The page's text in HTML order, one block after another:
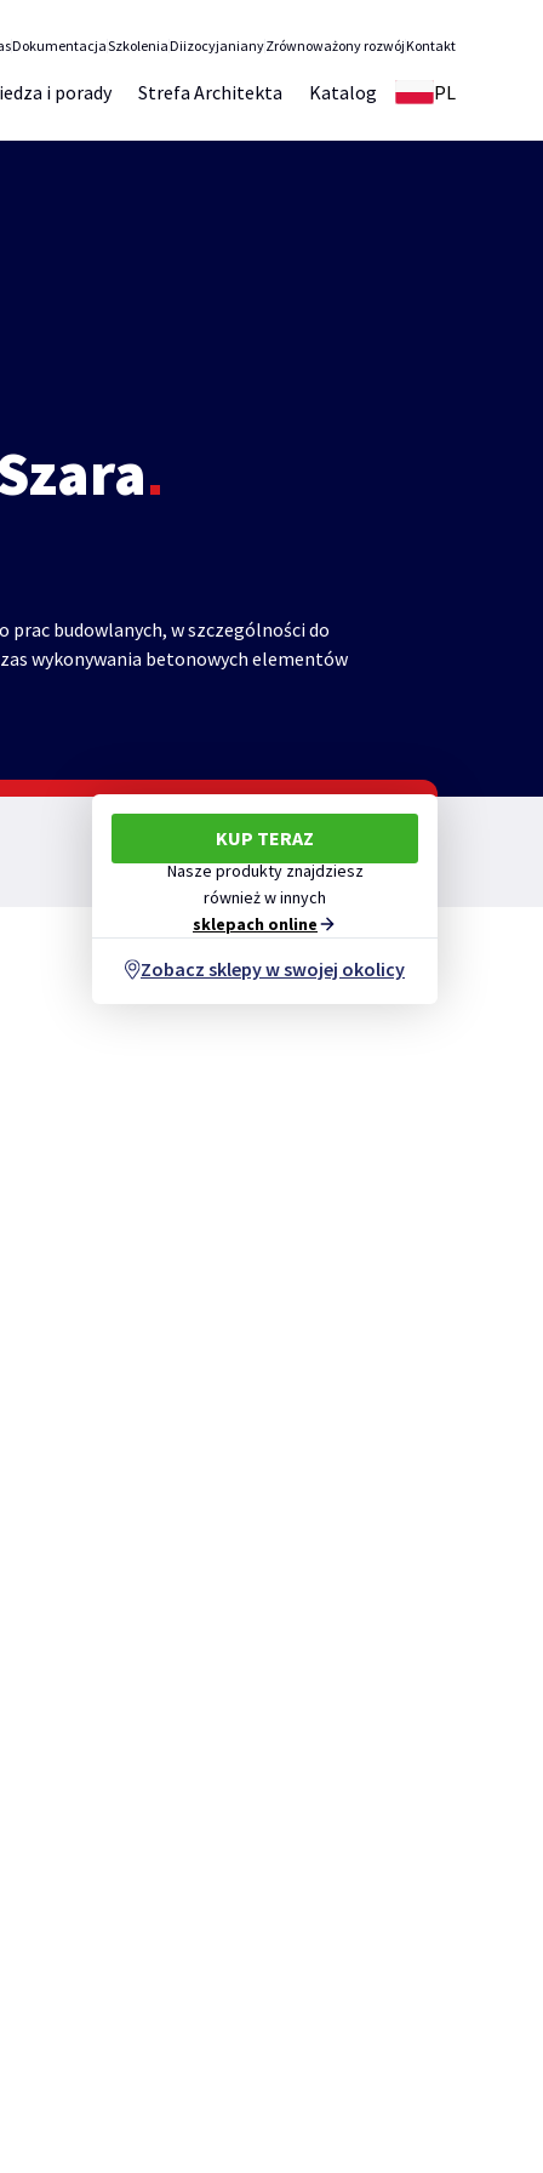
i porady Strefa Architekta Katalog PL
DokumentacjaSzkoleniaDiizocyjanianyZrównoważony rozwójKontakt
budowlanych, w szczególności do
wykonywania betonowych elementów
KUP TERAZ
Nasze produkty znajdziesz
również w innych
sklepach online
Zobacz sklepy w swojej okolicy